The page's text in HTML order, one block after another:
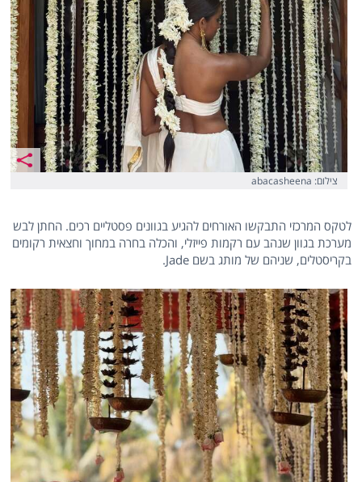
צילום: abacasheena
לטקס המרכזי התבקשו האורחים להגיע בגוונים פסטליים רכים. החתן לבש
מערכת בגוון שנהב עם רקמות פייזלי, והכלה בחרה במחוך וחצאית רקומים
בקריסטלים, שניהם של מותג בשם Jade.